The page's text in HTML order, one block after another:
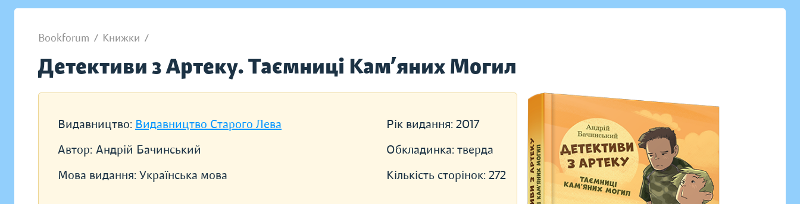
Bookforum / Книжки /
Детективи з Артеку. Таємниці Кам’яних Могил
Видавництво: Видавництво Старого Лева
Автор: Андрій Бачинський
Мова видання: Українська мова
Рік видання: 2017
Обкладинка: тверда
Кількість сторінок: 272